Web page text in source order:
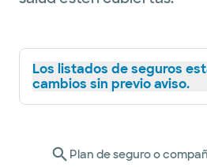
Los listados de seguros
cambios sin previo aviso.
Plan de seguro o